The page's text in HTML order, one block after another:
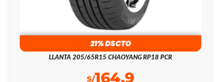
21% DSCTO
LLANTA 205/65R15 CHAOYANG RP18 PCR
S/209.0
S/164.9